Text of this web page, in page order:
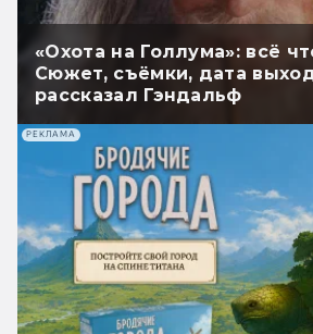
«Охота на Голлума»: всё
Сюжет, съёмки, дата
рассказал Гэндальф
РЕКЛАМА